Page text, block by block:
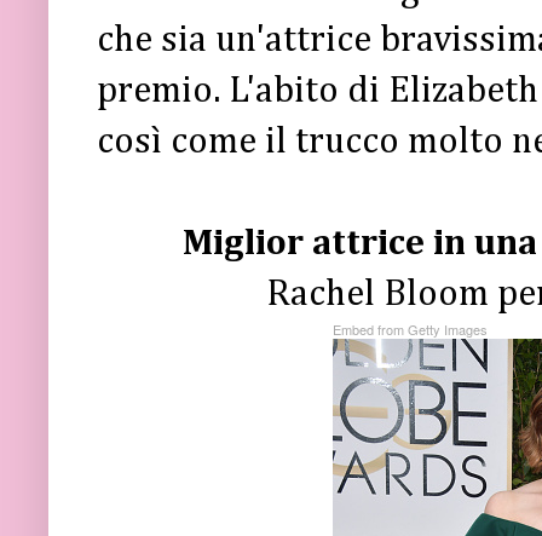
che sia un'attrice
premio. L'abito di
così come il trucco molto
Miglior attrice in
Rachel Bloom
Embed from Getty Images